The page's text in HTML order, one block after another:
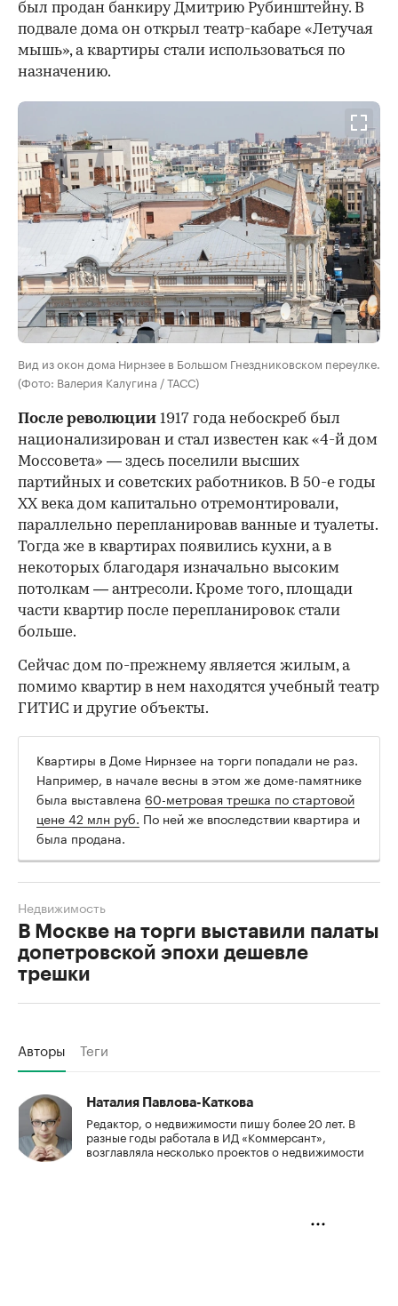
был продан банкиру Дмитрию Рубинштейну. В
подвале дома он открыл театр-кабаре «Летучая
мышь», а квартиры стали использоваться по
назначению.
Вид из окон дома Нирнзее в Большом Гнездниковском переулке.
(Фото: Валерия Калугина / ТАСС)
После революции 1917 года небоскреб был
национализирован и стал известен как «4-й дом
Моссовета» — здесь поселили высших
партийных и советских работников. В 50-е годы
ХХ века дом капитально отремонтировали,
параллельно перепланировав ванные и туалеты.
Тогда же в квартирах появились кухни, а в
некоторых благодаря изначально высоким
потолкам — антресоли. Кроме того, площади
части квартир после перепланировок стали
больше.
Сейчас дом по-прежнему является жилым, а
помимо квартир в нем находятся учебный театр
ГИТИС и другие объекты.
Квартиры в Доме Нирнзее на торги попадали не раз.
Например, в начале весны в этом же доме-памятнике
была выставлена 60-метровая трешка по стартовой
цене 42 млн руб. По ней же впоследствии квартира и
была продана.
В Москве на торги выставили палаты
допетровской эпохи дешевле
трешки
Недвижимость
Авторы Теги
Наталия Павлова-Каткова
Редактор, о недвижимости пишу более 20 лет. В
разные годы работала в ИД «Коммерсант»,
возглавляла несколько проектов о недвижимости